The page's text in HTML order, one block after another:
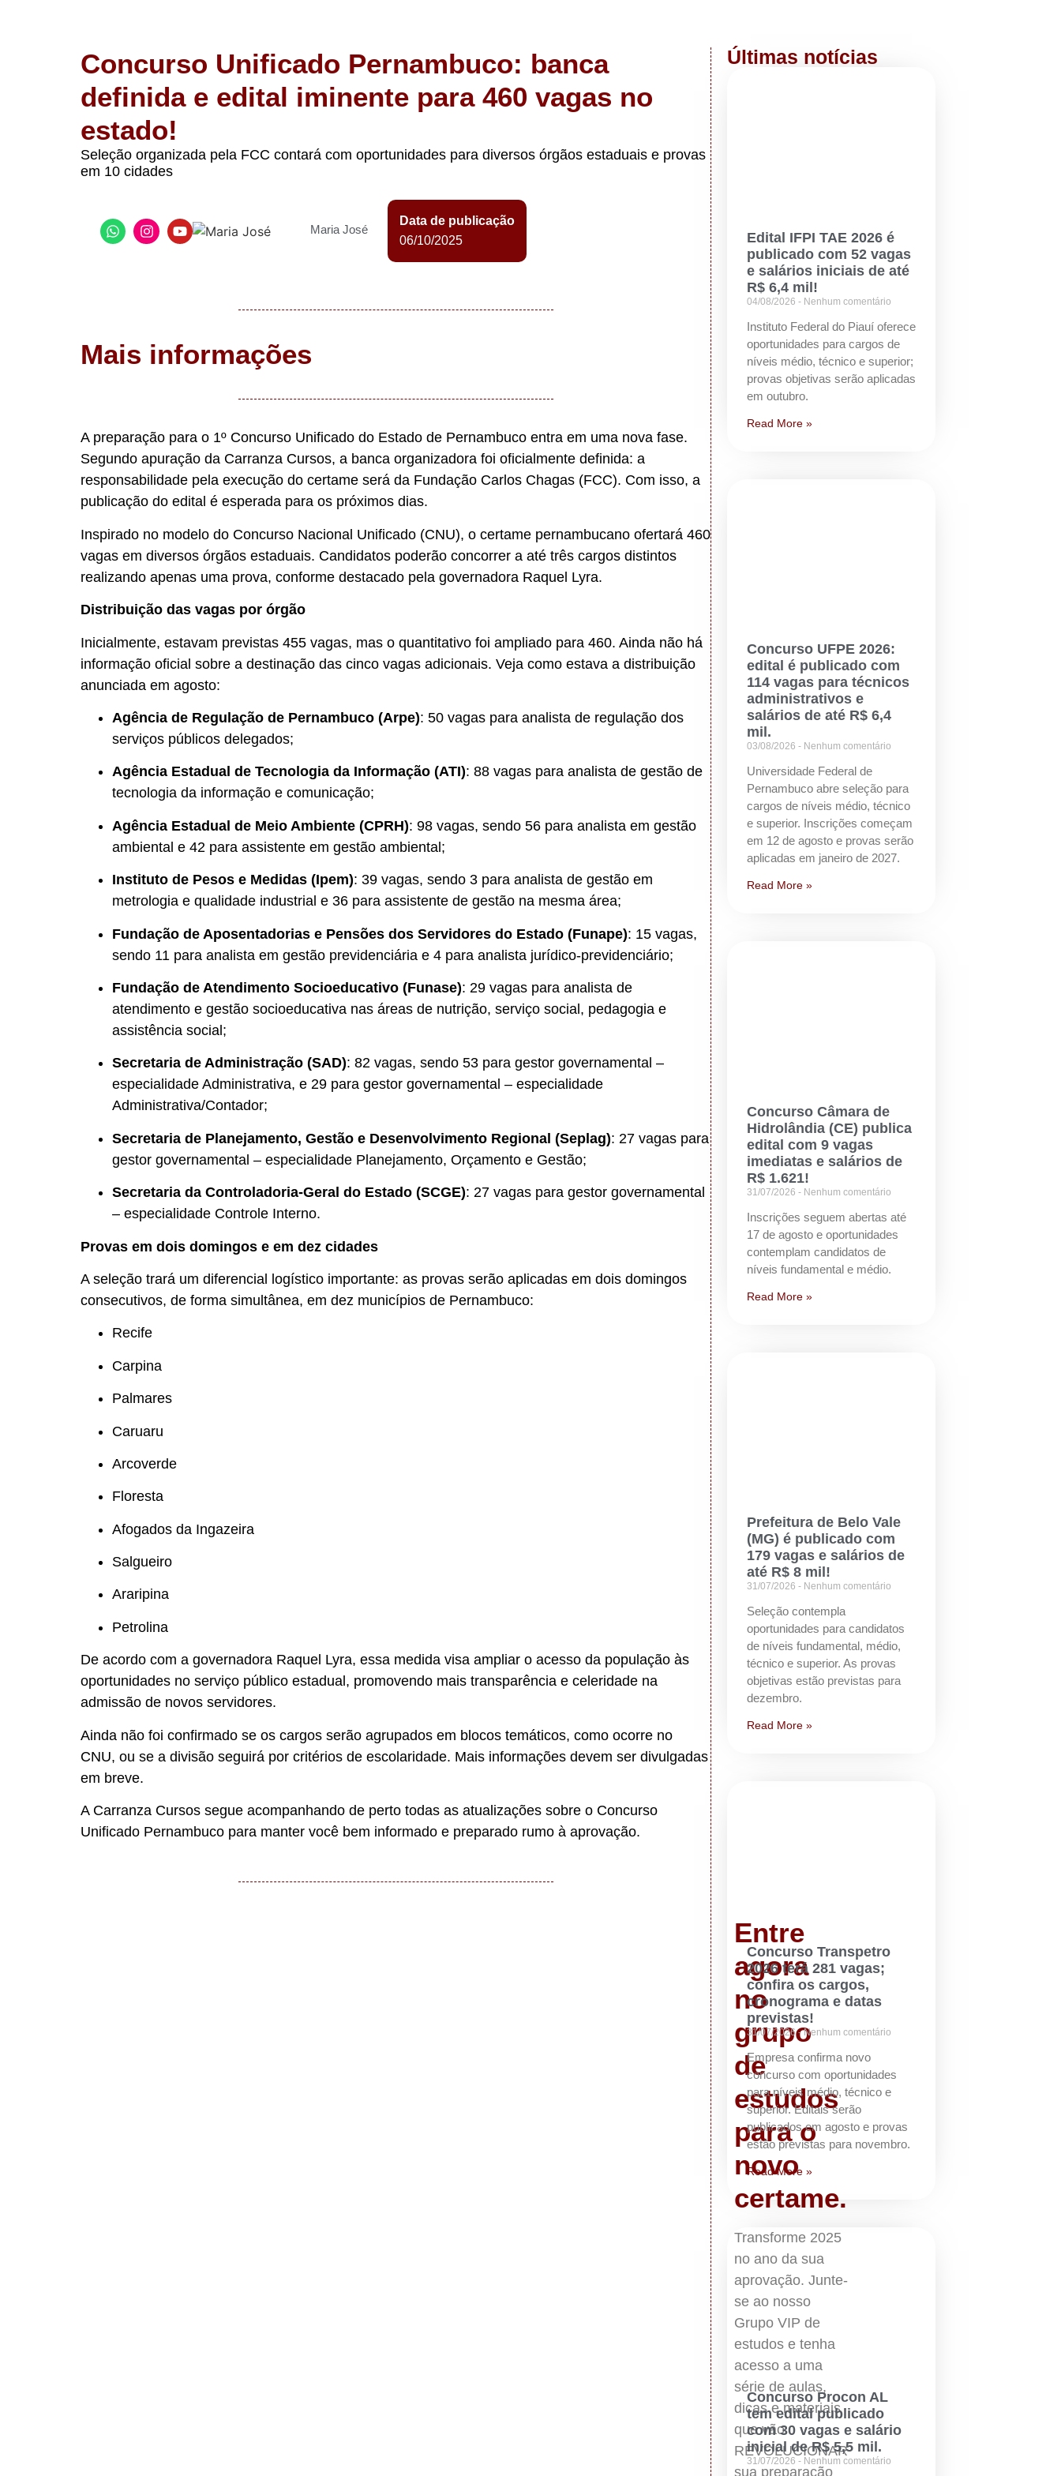
Concurso Unificado Pernambuco: banca
definida e edital iminente para 460 vagas no
estado!
Seleção organizada pela FCC contará com oportunidades para diversos órgãos estaduais e provas
em 10 cidades
Maria José
Data de publicação
06/10/2025
Mais informações
A preparação para o 1º Concurso Unificado do Estado de Pernambuco entra em uma nova fase.
Segundo apuração da Carranza Cursos, a banca organizadora foi oficialmente definida: a
responsabilidade pela execução do certame será da Fundação Carlos Chagas (FCC). Com isso, a
publicação do edital é esperada para os próximos dias.
Inspirado no modelo do Concurso Nacional Unificado (CNU), o certame pernambucano ofertará 460
vagas em diversos órgãos estaduais. Candidatos poderão concorrer a até três cargos distintos
realizando apenas uma prova, conforme destacado pela governadora Raquel Lyra.
Distribuição das vagas por órgão
Inicialmente, estavam previstas 455 vagas, mas o quantitativo foi ampliado para 460. Ainda não há
informação oficial sobre a destinação das cinco vagas adicionais. Veja como estava a distribuição
anunciada em agosto:
Agência de Regulação de Pernambuco (Arpe): 50 vagas para analista de regulação dos
serviços públicos delegados;
Agência Estadual de Tecnologia da Informação (ATI): 88 vagas para analista de gestão de
tecnologia da informação e comunicação;
Agência Estadual de Meio Ambiente (CPRH): 98 vagas, sendo 56 para analista em gestão
ambiental e 42 para assistente em gestão ambiental;
Instituto de Pesos e Medidas (Ipem): 39 vagas, sendo 3 para analista de gestão em
metrologia e qualidade industrial e 36 para assistente de gestão na mesma área;
Fundação de Aposentadorias e Pensões dos Servidores do Estado (Funape): 15 vagas,
sendo 11 para analista em gestão previdenciária e 4 para analista jurídico-previdenciário;
Fundação de Atendimento Socioeducativo (Funase): 29 vagas para analista de
atendimento e gestão socioeducativa nas áreas de nutrição, serviço social, pedagogia e
assistência social;
Secretaria de Administração (SAD): 82 vagas, sendo 53 para gestor governamental –
especialidade Administrativa, e 29 para gestor governamental – especialidade
Administrativa/Contador;
Secretaria de Planejamento, Gestão e Desenvolvimento Regional (Seplag): 27 vagas para
gestor governamental – especialidade Planejamento, Orçamento e Gestão;
Secretaria da Controladoria-Geral do Estado (SCGE): 27 vagas para gestor governamental
– especialidade Controle Interno.
Provas em dois domingos e em dez cidades
A seleção trará um diferencial logístico importante: as provas serão aplicadas em dois domingos
consecutivos, de forma simultânea, em dez municípios de Pernambuco:
Recife
Carpina
Palmares
Caruaru
Arcoverde
Floresta
Afogados da Ingazeira
Salgueiro
Araripina
Petrolina
De acordo com a governadora Raquel Lyra, essa medida visa ampliar o acesso da população às
oportunidades no serviço público estadual, promovendo mais transparência e celeridade na
admissão de novos servidores.
Ainda não foi confirmado se os cargos serão agrupados em blocos temáticos, como ocorre no
CNU, ou se a divisão seguirá por critérios de escolaridade. Mais informações devem ser divulgadas
em breve.
A Carranza Cursos segue acompanhando de perto todas as atualizações sobre o Concurso
Unificado Pernambuco para manter você bem informado e preparado rumo à aprovação.
Entre
agora
no
grupo
de
estudos
para o
novo
certame.
Transforme 2025
no ano da sua
aprovação. Junte-
se ao nosso
Grupo VIP de
estudos e tenha
acesso a uma
série de aulas,
dicas e materiais
que vão
REVOLUCIONAR
sua preparação
Últimas notícias
Edital IFPI TAE 2026 é
publicado com 52 vagas
e salários iniciais de até
R$ 6,4 mil!
04/08/2026 Nenhum comentário
Instituto Federal do Piauí oferece
oportunidades para cargos de
níveis médio, técnico e superior;
provas objetivas serão aplicadas
em outubro.
Read More »
Concurso UFPE 2026:
edital é publicado com
114 vagas para técnicos
administrativos e
salários de até R$ 6,4
mil.
03/08/2026 Nenhum comentário
Universidade Federal de
Pernambuco abre seleção para
cargos de níveis médio, técnico
e superior. Inscrições começam
em 12 de agosto e provas serão
aplicadas em janeiro de 2027.
Read More »
Concurso Câmara de
Hidrolândia (CE) publica
edital com 9 vagas
imediatas e salários de
R$ 1.621!
31/07/2026 Nenhum comentário
Inscrições seguem abertas até
17 de agosto e oportunidades
contemplam candidatos de
níveis fundamental e médio.
Read More »
Prefeitura de Belo Vale
(MG) é publicado com
179 vagas e salários de
até R$ 8 mil!
31/07/2026 Nenhum comentário
Seleção contempla
oportunidades para candidatos
de níveis fundamental, médio,
técnico e superior. As provas
objetivas estão previstas para
dezembro.
Read More »
Concurso Transpetro
2026 terá 281 vagas;
confira os cargos,
cronograma e datas
previstas!
31/07/2026 Nenhum comentário
Empresa confirma novo
concurso com oportunidades
para níveis médio, técnico e
superior. Editais serão
publicados em agosto e provas
estão previstas para novembro.
Read More »
Concurso Procon AL
tem edital publicado
com 30 vagas e salário
inicial de R$ 5,5 mil.
31/07/2026 Nenhum comentário